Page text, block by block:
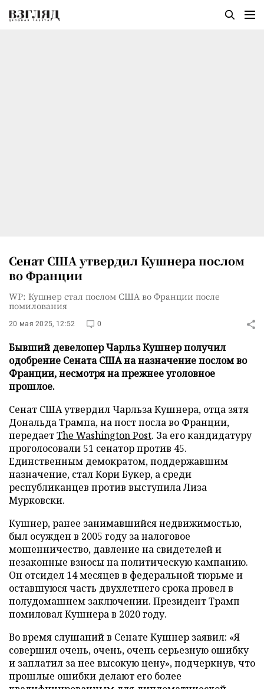
Сенат США утвердил Кушнера послом
во Франции
WP: Кушнер стал послом США во Франции после
помилования
20 мая 2025, 12:52 0
Бывший девелопер Чарльз Кушнер получил
одобрение Сената США на назначение послом во
Франции, несмотря на прежнее уголовное
прошлое.
Сенат США утвердил Чарльза Кушнера, отца зятя
Дональда Трампа, на пост посла во Франции,
передаетThe Washington Post. За его кандидатуру
проголосовали 51 сенатор против 45.
Единственным демократом, поддержавшим
назначение, стал Кори Букер, а среди
республиканцев против выступила Лиза
Мурковски.
Кушнер, ранее занимавшийся недвижимостью,
был осужден в 2005 году за налоговое
мошенничество, давление на свидетелей и
незаконные взносы на политическую кампанию.
Он отсидел 14 месяцев в федеральной тюрьме и
оставшуюся часть двухлетнего срока провел в
полудомашнем заключении. Президент Трамп
помиловал Кушнера в 2020 году.
Во время слушаний в Сенате Кушнер заявил: «Я
совершил очень, очень, очень серьезную ошибку
и заплатил за нее высокую цену», подчеркнув, что
прошлые ошибки делают его более